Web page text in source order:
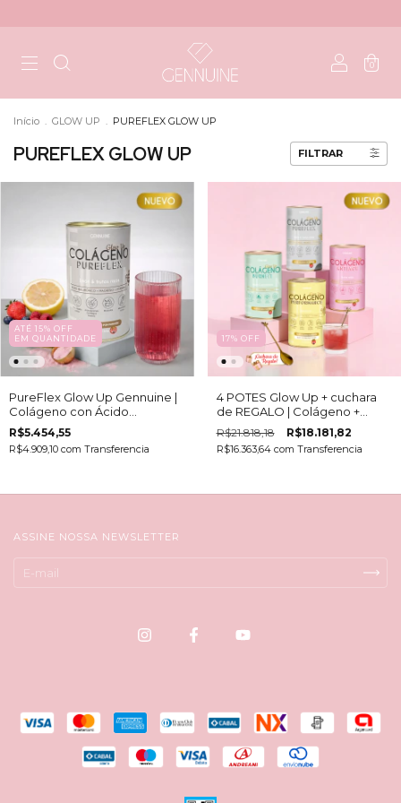
0
Início . GLOW UP . PUREFLEX GLOW UP
PUREFLEX GLOW UP FILTRAR
ATÉ 15% OFF
EM QUANTIDADE
PureFlex Glow Up Gennuine |
Colágeno con Ácido
Hialurónico y Magnesio
R$5.454,55
R$4.909,10 com Transferencia
17% OFF
4 POTES Glow Up + cuchara
de REGALO | Colágeno +
activos | Performance -
BurnFit - Antiage - PureFlex
R$21.818,18 R$18.181,82
R$16.363,64 com Transferencia
ASSINE NOSSA NEWSLETTER